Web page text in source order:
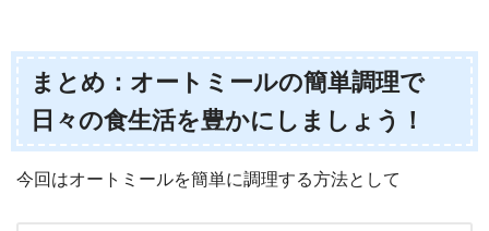
まとめ：オートミールの簡単調理で
日々の食生活を豊かにしましょう！
今回はオートミールを簡単に調理する方法として